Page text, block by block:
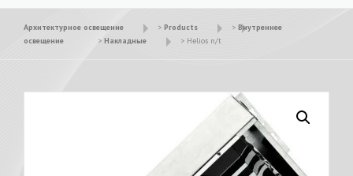
Архитектурное освещение > Products > Внутреннее
освещение
> Накладные > Helios n/t